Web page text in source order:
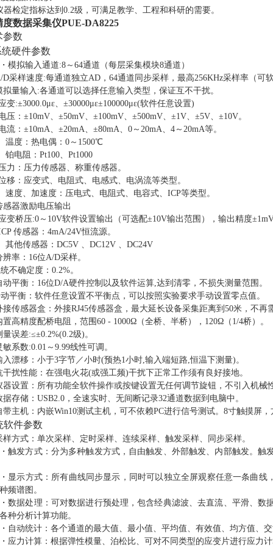
器检定指标达到 0.2级，可满足教学、工程和科研的需要。
度数据采集仪PUE-DA8225
参数
统硬件参数
・模拟输入通道:8～64通道（每层采集模块8通道）
D采样速度:每通道独立AD，64通道同步采样，最高256KHz采样率（可
拟量输入 :各通道可以选择任意输入类型，保证互不干扰。
变:±3000.0με、±30000με±100000με(软件任意设置)
压： ±10mV、±50mV、±100mV、±500mV、±1V、±5V、±10V。
流： ±10mA、±20mA、±80mA、0～20mA、4～20mA等。
温度：热电偶： 0～1500℃
铂电阻： Pt100、 Pt1000
力：压力传感器、称重传感器。
移：应变式、电阻式、电感式、电涡流等类型。
速度、加速度：压电式、电阻式、电容式、 ICP等类型。
感器激励电压输出
变桥压:0～10V软件设置输出（可选配±10V输出范围），输出精度
传感器：4mA/24V恒流源。
其他传感器： DC5V 、DC12V 、DC24V
率： 16位A/D采样。
不确定度： 0.2%。
动平衡： 16位D/A硬件控制以及软件运算,达到清零，不损失测量范围。
平衡：软件任意设置不平衡点，可以按照实验要求手动设置零点值。
接传感器盒：外接RJ45传感器盒，最大延长设备采集距离到50米，不
置高精度配桥电阻，范围 60 - 1000Ω （全桥、半桥）， 120Ω （ 1/4桥）。
量误差:≤±0.2%(0.2级)。
敏系数:0.01～9.99线性可调。
入漂移：小于3字节／小时(预热1小时,输入端短路,恒温下测量)。
干扰性能：在强电火花(或强工频)干扰下正常工作须有良好接地。
器设置：所有功能全软件操作或按键设置无任何调节旋钮，不引入机械
据存储： USB2.0，全速实时、无间断记录32通道数据到电脑中。
带主机：内嵌Win10测试主机，可不依赖PC进行信号测试。8寸触摸屏
软件参数
样方式：单次采样、定时采样、连续采样、触发采样、同步采样。
・触发方式：分为多种触发方式，自由触发、外部触发、内部触发。
・显示方式：所有曲线同步显示，同时可以独立全屏观察任意一条曲线
频谱图。
・数据处理：可对数据进行预处理，包含经典滤波、去直流、平滑、
种分析计算功能。
・自动统计：各个通道的最大值、最小值、平均值、有效值、均方值、
・应力计算：根据弹性模量、泊松比、可对不同类型的应变片进行应力